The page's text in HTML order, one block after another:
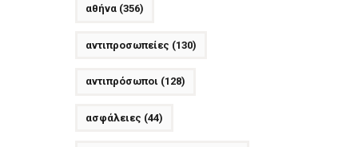
αθήνα(356)
αντιπροσωπείες (130)
αντιπρόσωποι (128)
ασφάλειες (44)